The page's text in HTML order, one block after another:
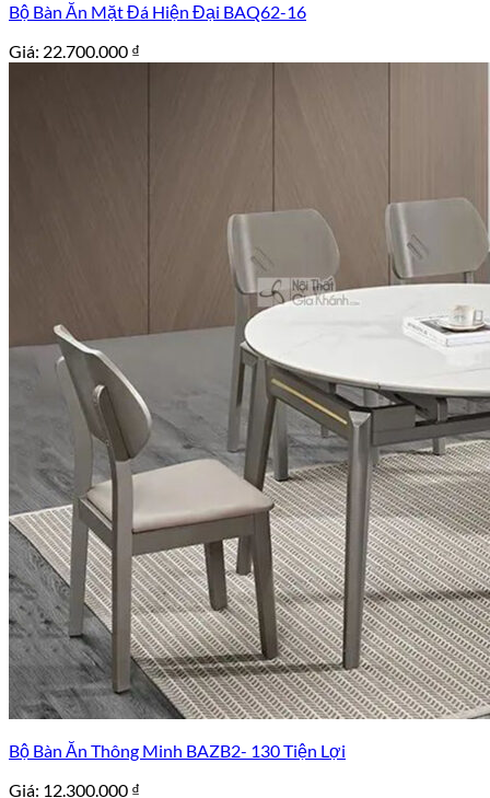
Bộ Bàn Ăn Mặt Đá Hiện Đại BAQ62-16
Giá: 22.700.000 ₫
Bộ Bàn Ăn Thông Minh BAZB2- 130 Tiện Lợi
Giá: 12.300.000 ₫